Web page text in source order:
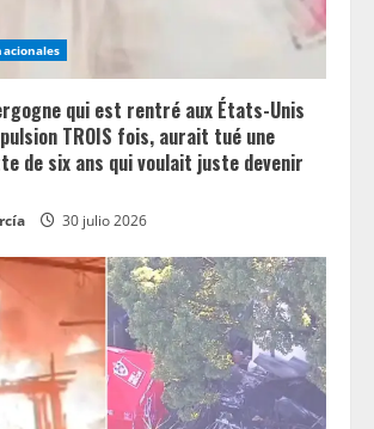
qui est rentré aux États-Unis
TROIS fois, aurait tué une
de six ans qui voulait juste devenir
30 julio 2026